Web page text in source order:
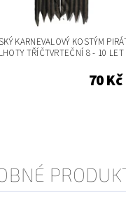
KARNEVALOVÝ KOSTÝM
TŘÍČTVRTEČNÍ 8 - 10 LET
70 Kč